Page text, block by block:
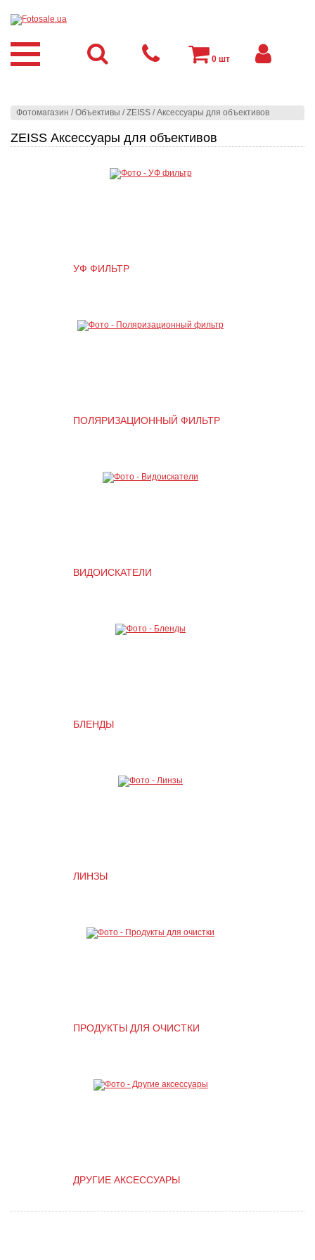
Фотомагазин /Объективы /ZEISS /Аксессуары для объективов
ZEISS Аксессуары для объективов
УФ ФИЛЬТР
ПОЛЯРИЗАЦИОННЫЙ ФИЛЬТР
ВИДОИСКАТЕЛИ
БЛЕНДЫ
ЛИНЗЫ
ПРОДУКТЫ ДЛЯ ОЧИСТКИ
ДРУГИЕ АКСЕССУАРЫ
0 шт